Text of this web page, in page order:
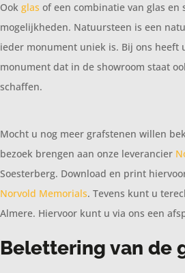
Ook glas of een combinatie van glas en
mogelijkheden. Natuursteen is een
ieder monument uniek is. Bij ons heeft
monument dat in de showroom staat
schaffen.
Mocht u nog meer grafstenen willen
bezoek brengen aan onze leverancier
Soesterberg. Download en print
Norvold Memorials. Tevens kunt u
Almere. Hiervoor kunt u via ons een
Belettering van de